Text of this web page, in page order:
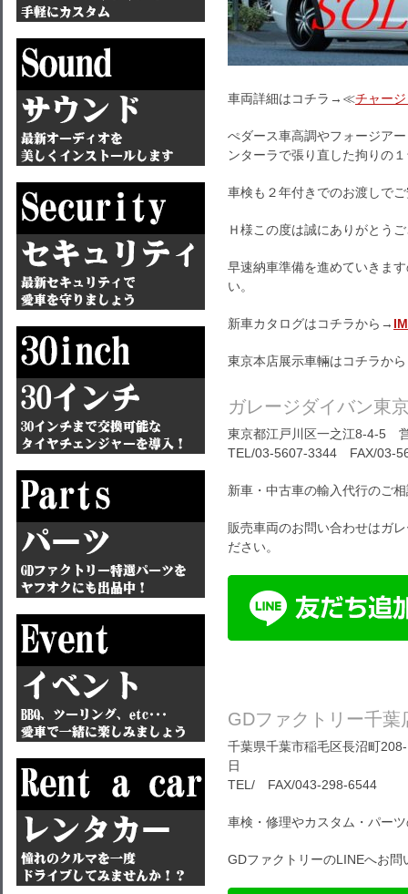
車両詳細はコチラ→≪チャー
ぺダース車高調やフォージア
ンターラで張り直した拘りの
車検も２年付きでのお渡しで
Ｈ様この度は誠にありがとう
早速納車準備を進めていきま
い。
新車カタログはコチラから→
東京本店展示車輛はコチラか
ガレージダイバン東
東京都江戸川区一之江8-4-5
TEL/03-5607-3344 FAX/03-
新車・中古車の輸入代行のご
販売車両のお問い合わせはガ
ださい。
GDファクトリー千葉
千葉県千葉市稲毛区長沼町
日
TEL/ FAX/043-298-6544
車検・修理やカスタム・パー
GDファクトリーのLINEへお問